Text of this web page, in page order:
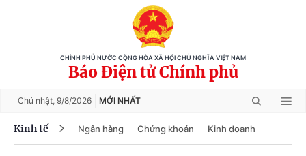
CHÍNH PHỦ NƯỚC CỘNG HÒA XÃ HỘI CHỦ NGHĨA VIỆT NAM
Báo Điện tử Chính phủ
Chủ nhật, 9/8/2026 MỚI NHẤT
Kinh tế Ngân hàng Chứng khoán Kinh doanh